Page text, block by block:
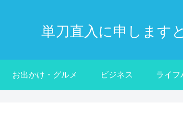
単刀直入に申しますと
お出かけ・グルメ ビジネス ライフ